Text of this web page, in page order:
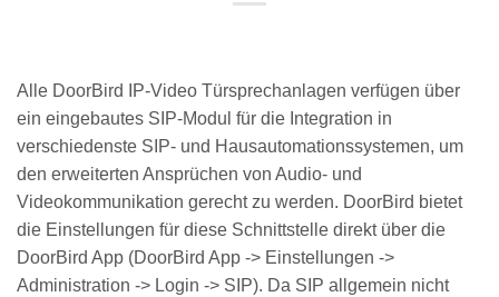
Alle DoorBird IP-Video Türsprechanlagen verfügen über
ein eingebautes SIP-Modul für die Integration in
verschiedenste SIP- und Hausautomationssystemen, um
den erweiterten Ansprüchen von Audio- und
Videokommunikation gerecht zu werden. DoorBird bietet
die Einstellungen für diese Schnittstelle direkt über die
DoorBird App (DoorBird App -> Einstellungen ->
Administration -> Login -> SIP). Da SIP allgemein nicht